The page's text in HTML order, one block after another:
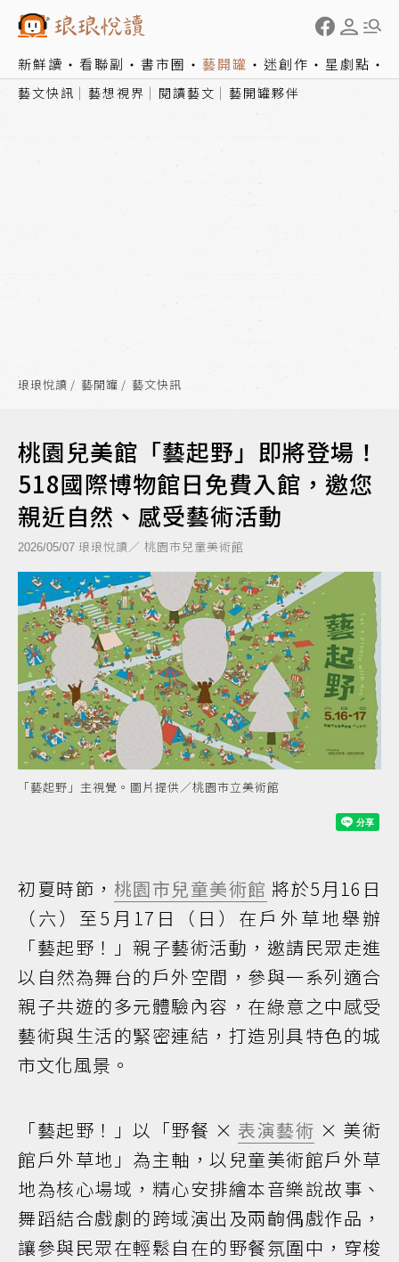
新鮮讀 看聯副 書市圈 藝開罐 迷創作 星劇點
藝文快訊 藝想視界 閱讀藝文 藝開罐夥伴
琅琅悅讀 藝開罐 藝文快訊
桃園兒美館「藝起野」即將登場！
518國際博物館日免費入館，邀您
親近自然、感受藝術活動
2026/05/07 琅琅悅讀／ 桃園市兒童美術館
「藝起野」主視覺。圖片提供／桃園市立美術館
初夏時節， 桃園市兒童美術館 將於5月16日
（六）至5月17日（日）在戶外草地舉辦
「藝起野！」親子藝術活動，邀請民眾走進
以自然為舞台的戶外空間，參與一系列適合
親子共遊的多元體驗內容，在綠意之中感受
藝術與生活的緊密連結，打造別具特色的城
市文化風景。
「藝起野！」以「野餐 × 表演藝術 × 美術
館戶外草地」為主軸，以兒童美術館戶外草
地為核心場域，精心安排繪本音樂說故事、
舞蹈結合戲劇的跨域演出及兩齣偶戲作品，
讓參與民眾在輕鬆自在的野餐氛圍中，穿梭